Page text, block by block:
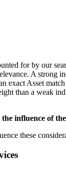
for by our
A strong
exact Asset
than a weak
influence of
these